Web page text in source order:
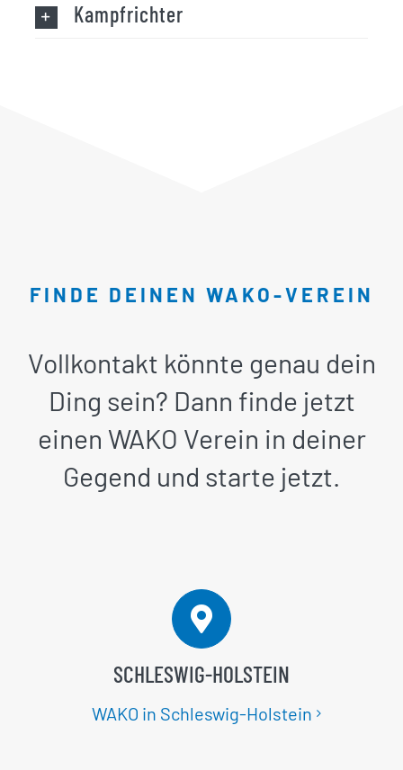
Kampfrichter
FINDE DEINEN WAKO-VEREIN
Vollkontakt könnte genau dein
Ding sein? Dann finde jetzt
einen WAKO Verein in deiner
Gegend und starte jetzt.
SCHLESWIG-HOLSTEIN
WAKO in Schleswig-Holstein